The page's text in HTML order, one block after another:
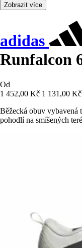
Zobrazit více
adidas
Runfalcon
Od
1 452,00 Kč 1 131,00 Kč
Běžecká obuv
pohodlí na smíšených